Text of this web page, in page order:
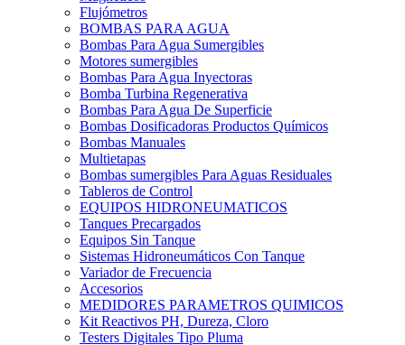
Flujómetros
BOMBAS PARA AGUA
Bombas Para Agua Sumergibles
Motores sumergibles
Bombas Para Agua Inyectoras
Bomba Turbina Regenerativa
Bombas Para Agua De Superficie
Bombas Dosificadoras Productos Químicos
Bombas Manuales
Multietapas
Bombas sumergibles Para Aguas Residuales
Tableros de Control
EQUIPOS HIDRONEUMATICOS
Tanques Precargados
Equipos Sin Tanque
Sistemas Hidroneumáticos Con Tanque
Variador de Frecuencia
Accesorios
MEDIDORES PARAMETROS QUIMICOS
Kit Reactivos PH, Dureza, Cloro
Testers Digitales Tipo Pluma